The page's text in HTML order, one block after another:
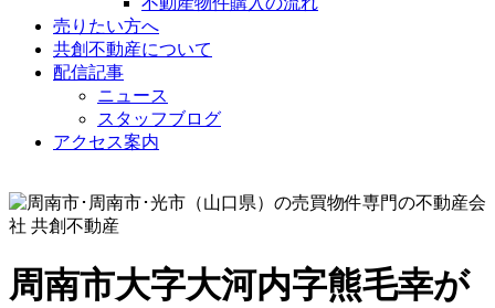
売りたい方へ
共創不動産について
配信記事
ニュース
スタッフブログ
アクセス案内
周南市大字大河内字熊毛幸が